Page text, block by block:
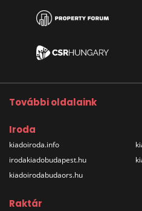
További oldalaink
Iroda
kiadoiroda.info
irodakiadobudapest.hu
kiadoirodabudaors.hu
Raktár